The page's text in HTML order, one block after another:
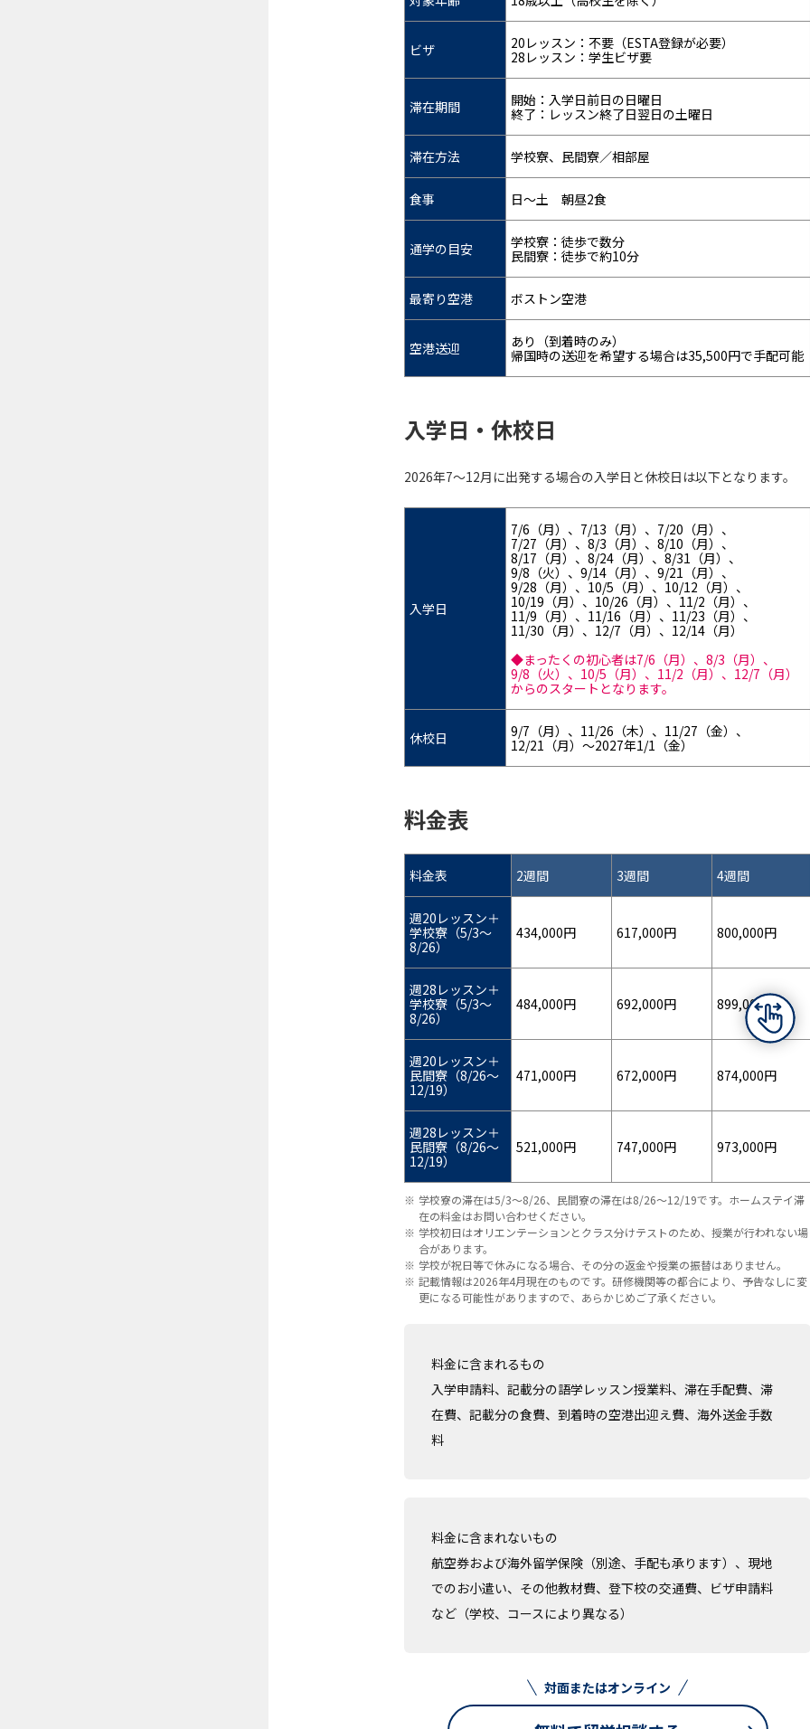
ビザ
20レッスン：不要（ESTA登録が必要）
28レッスン：学生ビザ要
滞在期間
開始：入学日前日の日曜日
終了：レッスン終了日翌日の土曜日
滞在方法 学校寮、民間寮／相部屋
食事 日～土 朝昼2食
通学の目安
学校寮：徒歩で数分
民間寮：徒歩で約10分
最寄り空港 ボストン空港
空港送迎
あり（到着時のみ）
帰国時の送迎を希望する場合は35,500円で手配可能
入学日・休校日
2026年7～12月に出発する場合の入学日と休校日は以下となります。
入学日
7/6（月）、7/13（月）、7/20（月）、
7/27（月）、8/3（月）、8/10（月）、
8/17（月）、8/24（月）、8/31（月）、
9/8（火）、9/14（月）、9/21（月）、
9/28（月）、10/5（月）、10/12（月）、
10/19（月）、10/26（月）、11/2（月）、
11/9（月）、11/16（月）、11/23（月）、
11/30（月）、12/7（月）、12/14（月）
◆まったくの初心者は7/6（月）、8/3（月）、
9/8（火）、10/5（月）、11/2（月）、12/7（月）
からのスタートとなります。
休校日
9/7（月）、11/26（木）、11/27（金）、
12/21（月）～2027年1/1（金）
料金表
料金表 2週間 3週間 4週間
週20レッスン＋
学校寮（5/3～
8/26）
434,000円 617,000円 800,000円
週28レッスン＋
学校寮（5/3～
8/26）
484,000円 692,000円 899,000円
週20レッスン＋
民間寮（8/26～
12/19）
471,000円 672,000円 874,000円
週28レッスン＋
民間寮（8/26～
12/19）
521,000円 747,000円 973,000円
学校寮の滞在は5/3～8/26、民間寮の滞在は8/26～12/19です。ホームステイ滞
在の料金はお問い合わせください。
学校初日はオリエンテーションとクラス分けテストのため、授業が行われない場
合があります。
学校が祝日等で休みになる場合、その分の返金や授業の振替はありません。
記載情報は2026年4月現在のものです。研修機関等の都合により、予告なしに変
更になる可能性がありますので、あらかじめご了承ください。
料金に含まれるもの
入学申請料、記載分の語学レッスン授業料、滞在手配費、滞
在費、記載分の食費、到着時の空港出迎え費、海外送金手数
料
料金に含まれないもの
航空券および海外留学保険（別途、手配も承ります）、現地
でのお小遣い、その他教材費、登下校の交通費、ビザ申請料
など（学校、コースにより異なる）
対面またはオンライン